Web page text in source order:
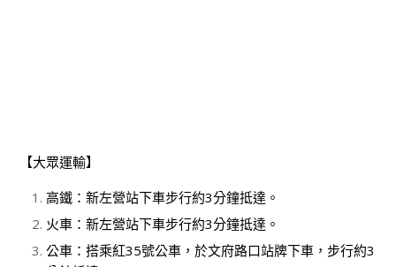
【大眾運輸】
高鐵：新左營站下車步行約3分鐘抵達。
火車：新左營站下車步行約3分鐘抵達。
公車：搭乘紅35號公車，於文府路口站牌下車，步行約3